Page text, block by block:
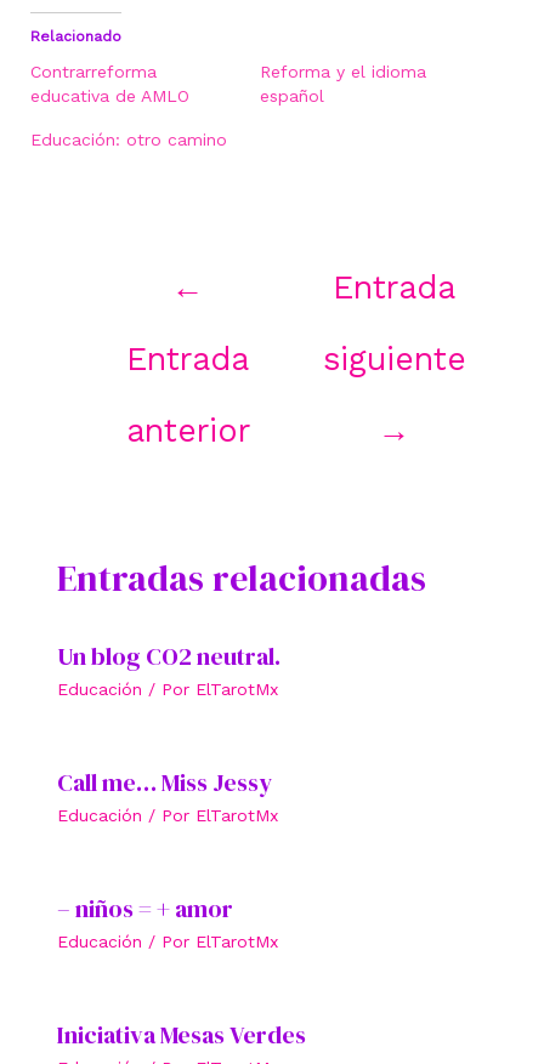
Relacionado
Contrarreforma
educativa de AMLO
Reforma y el idioma
español
Educación: otro camino
←
Entrada
anterior
Entrada
siguiente
→
Entradas relacionadas
Un blog CO2 neutral.
Educación / Por ElTarotMx
Call me… Miss Jessy
Educación / Por ElTarotMx
– niños = + amor
Educación / Por ElTarotMx
Iniciativa Mesas Verdes